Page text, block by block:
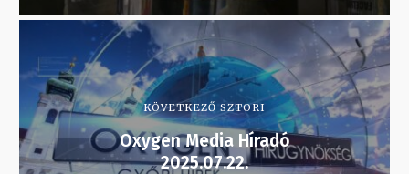
KÖVETKEZŐ SZTORI
Oxygen Media Híradó
2025.07.22.